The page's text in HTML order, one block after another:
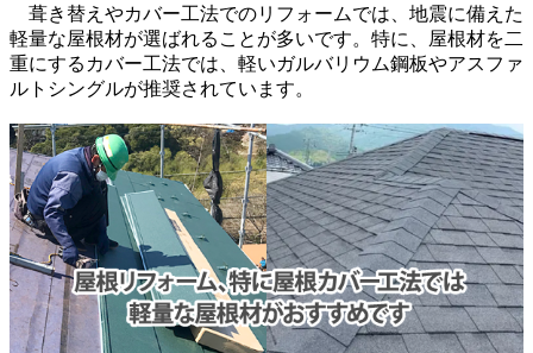
葺き替えやカバー工法でのリフォームでは、地震に備えた
軽量な屋根材が選ばれることが多いです。特に、屋根材を二
重にするカバー工法では、軽いガルバリウム鋼板やアスファ
ルトシングルが推奨されています。